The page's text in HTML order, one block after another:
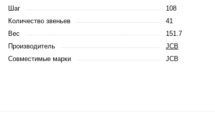
Шаг
108
Количество звеньев
41
Вес
151.7
Производитель
JCB
Совместимые марки
JCB